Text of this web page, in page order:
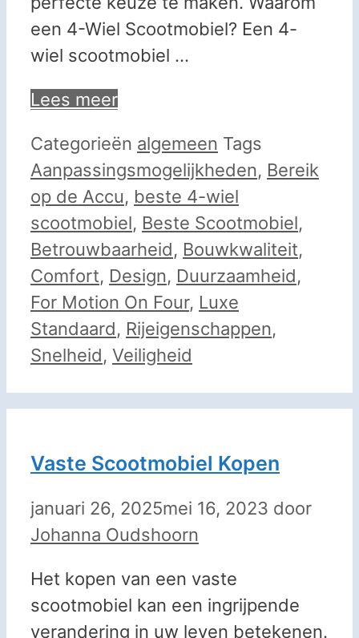
een 4-Wiel Scootmobiel? Een 4-
wiel scootmobiel …
Lees meer
Categorieën algemeen Tags
Aanpassingsmogelijkheden, Bereik
op de Accu, beste 4-wiel
scootmobiel, Beste Scootmobiel,
Betrouwbaarheid, Bouwkwaliteit,
Comfort, Design, Duurzaamheid,
For Motion On Four, Luxe
Standaard, Rijeigenschappen,
Snelheid, Veiligheid
Vaste Scootmobiel Kopen
januari 26, 2025mei 16, 2023 door
Johanna Oudshoorn
Het kopen van een vaste
scootmobiel kan een ingrijpende
verandering in uw leven betekenen.